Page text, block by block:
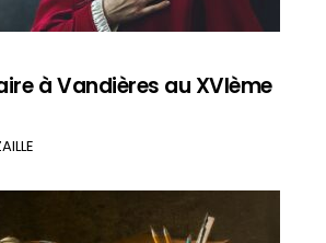
à Vandières au XVIème